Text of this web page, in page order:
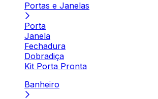
Portas e Janelas
Porta
Janela
Fechadura
Dobradiça
Kit Porta Pronta
Banheiro